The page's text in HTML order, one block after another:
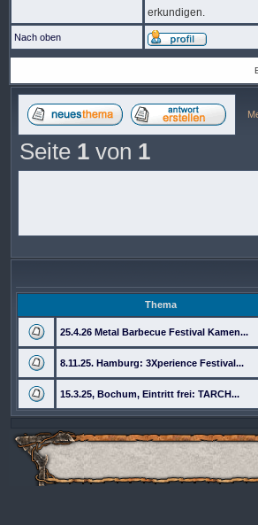
erkundigen.
Nach oben
Seite 1 von 1
Thema
25.4.26 Metal Barbecue Festival Kamen...
8.11.25. Hamburg: 3Xperience Festival...
15.3.25, Bochum, Eintritt frei: TARCH...